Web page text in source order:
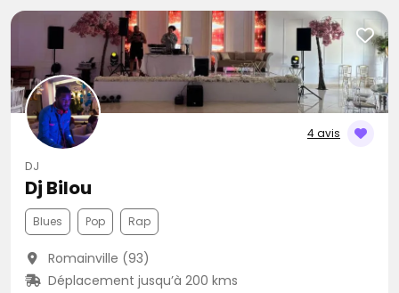
4 avis
DJ
Dj Bilou
Blues Pop Rap
Romainville (93)
Déplacement jusqu’à 200 kms